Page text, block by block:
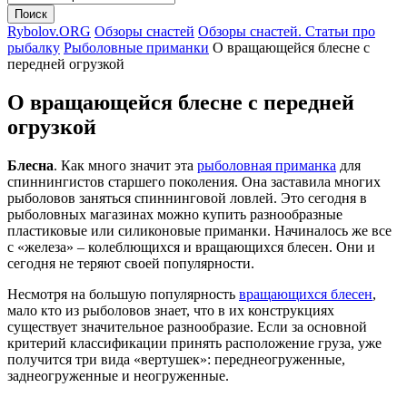
Rybolov.ORG Обзоры снастей Обзоры снастей. Статьи про
рыбалку Рыболовные приманки О вращающейся блесне с
передней огрузкой
О вращающейся блесне с передней
огрузкой
Блесна. Как много значит эта рыболовная приманка для
спиннингистов старшего поколения. Она заставила многих
рыболовов заняться спиннинговой ловлей. Это сегодня в
рыболовных магазинах можно купить разнообразные
пластиковые или силиконовые приманки. Начиналось же все
с «железа» – колеблющихся и вращающихся блесен. Они и
сегодня не теряют своей популярности.
Несмотря на большую популярность вращающихся блесен,
мало кто из рыболовов знает, что в их конструкциях
существует значительное разнообразие. Если за основной
критерий классификации принять расположение груза, уже
получится три вида «вертушек»: переднеогруженные,
заднеогруженные и неогруженные.